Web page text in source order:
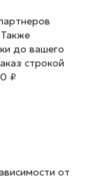
до вашего
строкой
₽
от